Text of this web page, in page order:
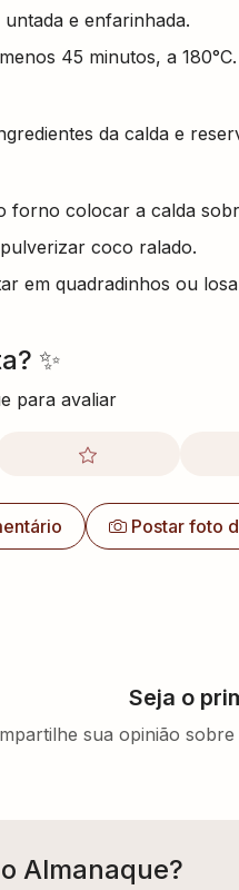
e enfarinhada.
45 minutos, a 180°C.
da calda e
forno colocar a calda
coco ralado.
em quadradinhos ou
✨
para avaliar
Postar foto
Seja o
sua opinião
Almanaque?